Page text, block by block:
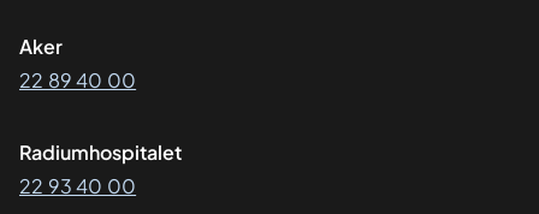
Aker
22 89 40 00
Radiumhospitalet
22 93 40 00